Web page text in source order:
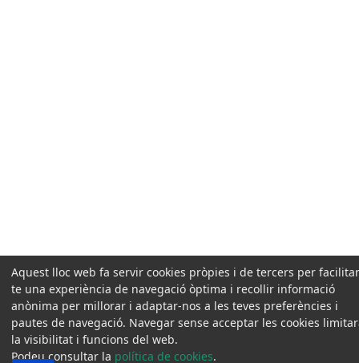
Aquest lloc web fa servir cookies pròpies i de tercers per
te una experiència de navegació òptima i recollir informació
anònima per millorar i adaptar-nos a les teves preferències i
pautes de navegació. Navegar sense acceptar les cookies
la visibilitat i funcions del web.
Podeu consultar la política de cookies.